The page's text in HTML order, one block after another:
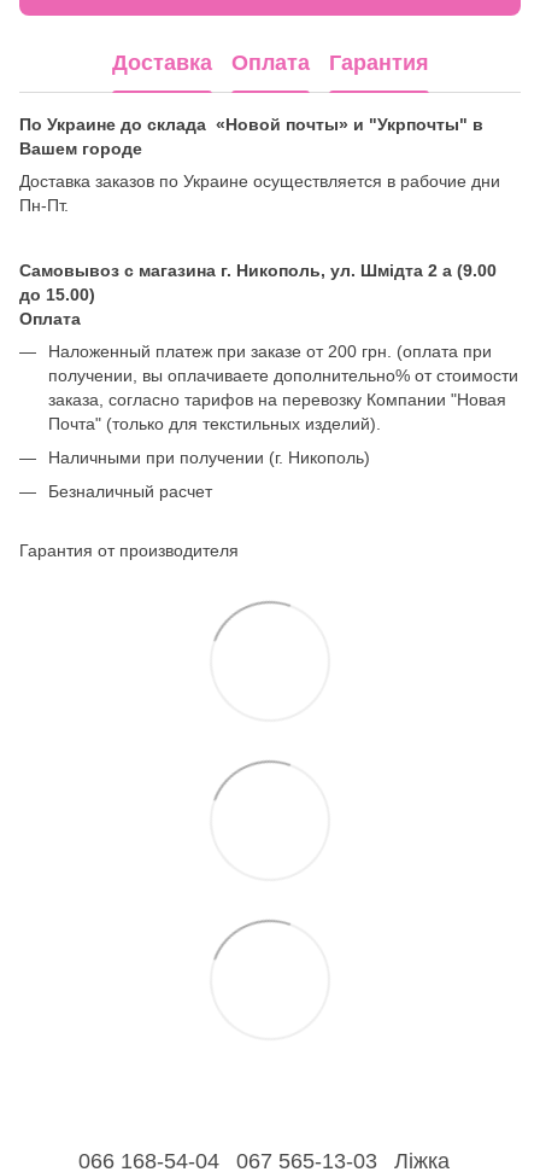
Доставка Оплата Гарантия
По Украине до склада «Новой почты» и "Укрпочты" в
Вашем городе
Доставка заказов по Украине осуществляется в рабочие дни
Пн-Пт.
Самовывоз с магазина г. Никополь, ул. Шмідта 2 а (9.00
до 15.00)
Оплата
Наложенный платеж при заказе от 200 грн. (оплата при
получении, вы оплачиваете дополнительно% от стоимости
заказа, согласно тарифов на перевозку Компании "Новая
Почта" (только для текстильных изделий).
Наличными при получении (г. Никополь)
Безналичный расчет
Гарантия от производителя
066 168-54-04 067 565-13-03 Ліжка